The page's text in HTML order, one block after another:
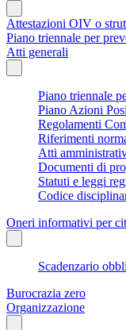
Attestazioni OIV o
Piano triennale per
Atti generali
Piano triennale
Piano Azioni
Regolamenti
Riferimenti
Atti
Documenti di
Statuti e leggi
Codice
Oneri informativi per
Scadenzario
Burocrazia zero
Organizzazione